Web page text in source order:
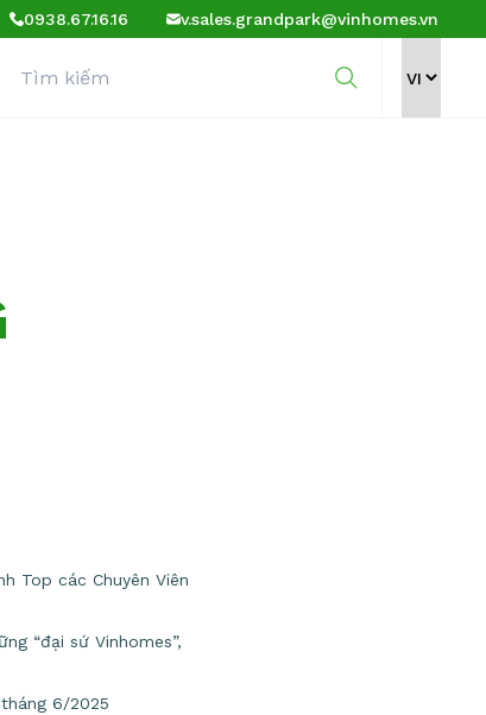
0938.67.16.16 v.sales.grandpark@vinhomes.vn
Top các Chuyên Viên
“đại sứ Vinhomes”,
tháng 6/2025